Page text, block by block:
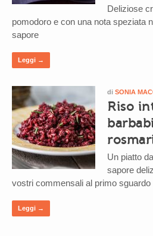
Deliziose
pomodoro e con una nota speziata
sapore
Leggi →
di SONIA
Riso
Un piatto
sapore
vostri commensali al primo sguardo
Leggi →